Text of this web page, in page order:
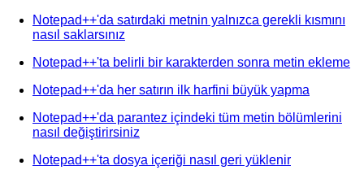
Notepad++'da satırdaki metnin yalnızca gerekli kısmını
nasıl saklarsınız
Notepad++'ta belirli bir karakterden sonra metin ekleme
Notepad++'da her satırın ilk harfini büyük yapma
Notepad++'da parantez içindeki tüm metin bölümlerini
nasıl değiştirirsiniz
Notepad++'ta dosya içeriği nasıl geri yüklenir